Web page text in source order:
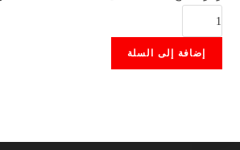
كمية
KEYBOARD
BAGإضافة إلى السلة